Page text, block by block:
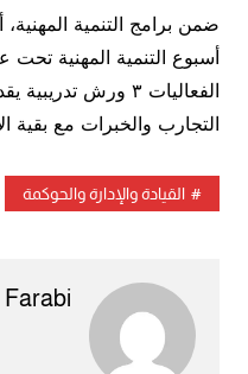
ضمن برامج التنمية
أسبوع التنمية المهنية
الفعاليات ٣ ورش
التجارب والخبرات مع بقية
القيادة والإدارة والحوكمة
Farabi